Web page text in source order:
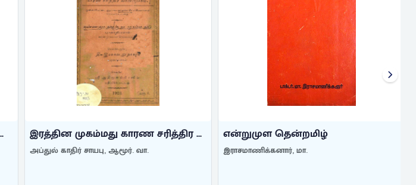
இரத்தின முகம்மது காரண சரித்திர ...
அப்துல் காதிர் சாயபு, ஆமூர். வா.
என்றுமுள தென்றமிழ்
இராசமாணிக்கனார், மா.